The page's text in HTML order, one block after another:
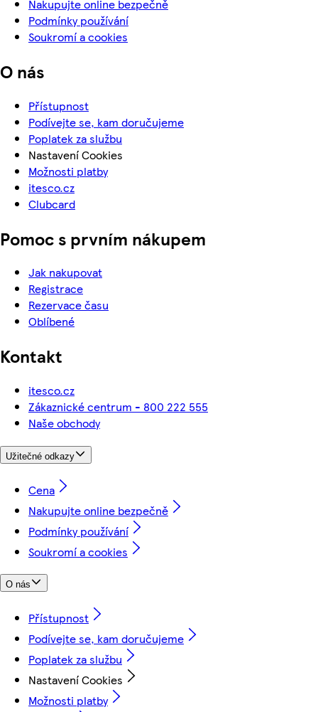
Nakupujte online bezpečně
Podmínky používání
Soukromí a cookies
O nás
Přístupnost
Podívejte se, kam doručujeme
Poplatek za službu
Nastavení Cookies
Možnosti platby
itesco.cz
Clubcard
Pomoc s prvním nákupem
Jak nakupovat
Registrace
Rezervace času
Oblíbené
Kontakt
itesco.cz
Zákaznické centrum - 800 222 555
Naše obchody
Užitečné odkazy
Cena
Nakupujte online bezpečně
Podmínky používání
Soukromí a cookies
O nás
Přístupnost
Podívejte se, kam doručujeme
Poplatek za službu
Nastavení Cookies
Možnosti platby